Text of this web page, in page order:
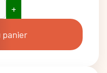
+
panier